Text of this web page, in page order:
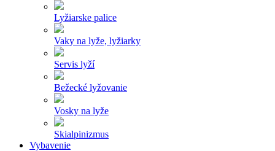
Lyžiarske palice
Vaky na lyže, lyžiarky
Servis lyží
Bežecké lyžovanie
Vosky na lyže
Skialpinizmus
Vybavenie